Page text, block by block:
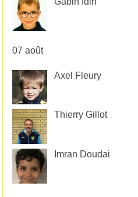
07 août
Axel Fleury
Thierry Gillot
Imran Doudai